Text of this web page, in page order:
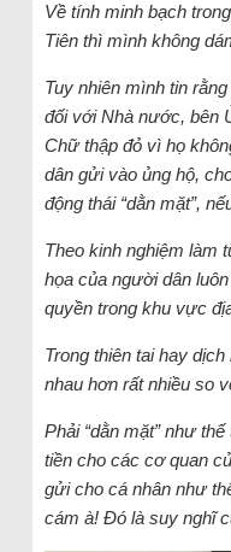
Về tính minh bạch
Tiên thì mình không
Tuy nhiên mình tin
đối với Nhà nước, bên
Chữ thập đỏ vì họ
dân gửi vào ủng hộ,
động thái “dằn mặt”,
Theo kinh nghiệm làm
họa của người dân
quyền trong khu vực
Trong thiên tai hay
nhau hơn rất nhiều so
Phải “dằn mặt” như
tiền cho các cơ quan
gửi cho cá nhân như
cám à! Đó là suy nghĩ